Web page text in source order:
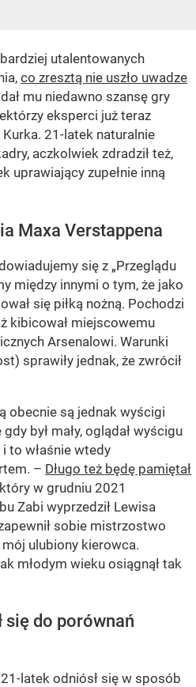
utalentowanych
co zresztą nie uszło uwadze
mu niedawno szansę gry
eksperci już teraz
21-latek naturalnie
aczkolwiek zdradził też,
uprawiający zupełnie inną
Maxa Verstappena
się z „Przeglądu
między innymi o tym, że jako
się piłką nożną. Pochodzi
kibicował miejscowemu
Arsenalowi. Warunki
sprawiły jednak, że zwrócił
obecnie są jednak wyścigi
był mały, oglądał wyścigu
to właśnie wtedy
– Długo też będę pamiętał
w grudniu 2021
Zabi wyprzedził Lewisa
sobie mistrzostwo
ulubiony kierowca.
młodym wieku osiągnął tak
się do porównań
21-latek odniósł się w sposób